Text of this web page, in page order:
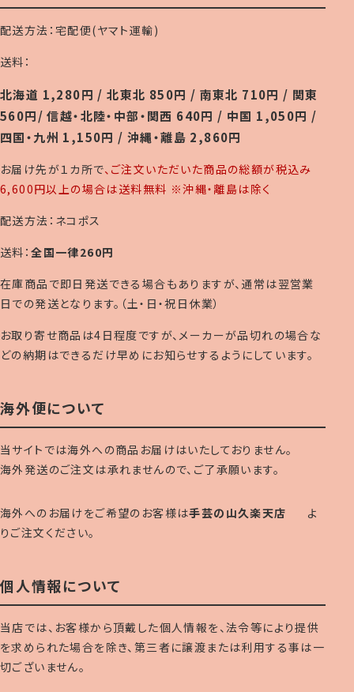
配送方法：宅配便(ヤマト運輸)
送料：
北海道 1,280円 / 北東北 850円 / 南東北 710円 / 関東
560円/ 信越・北陸・中部・関西 640円 / 中国 1,050円 /
四国・九州 1,150円 / 沖縄・離島 2,860円
お届け先が１カ所で、ご注文いただいた商品の総額が税込み
6,600円以上の場合は送料無料 ※沖縄・離島は除く
配送方法：ネコポス
送料：全国一律260円
在庫商品で即日発送できる場合もありますが、通常は翌営業
日での発送となります。（土・日・祝日休業）
お取り寄せ商品は4日程度ですが、メーカーが品切れの場合な
どの納期はできるだけ早めにお知らせするようにしています。
海外便について
当サイトでは海外への商品お届けはいたしておりません。
海外発送のご注文は承れませんので、ご了承願います。
海外へのお届けをご希望のお客様は手芸の山久楽天店
よ
りご注文ください。
個人情報について
当店では、お客様から頂戴した個人情報を、法令等により提供
を求められた場合を除き、第三者に譲渡または利用する事は一
切ございません。